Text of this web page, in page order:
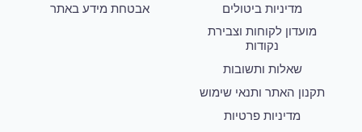
מדיניות ביטולים
מועדון לקוחות וצבירת
נקודות
שאלות ותשובות
תקנון האתר ותנאי שימוש
מדיניות פרטיות
אבטחת מידע באתר